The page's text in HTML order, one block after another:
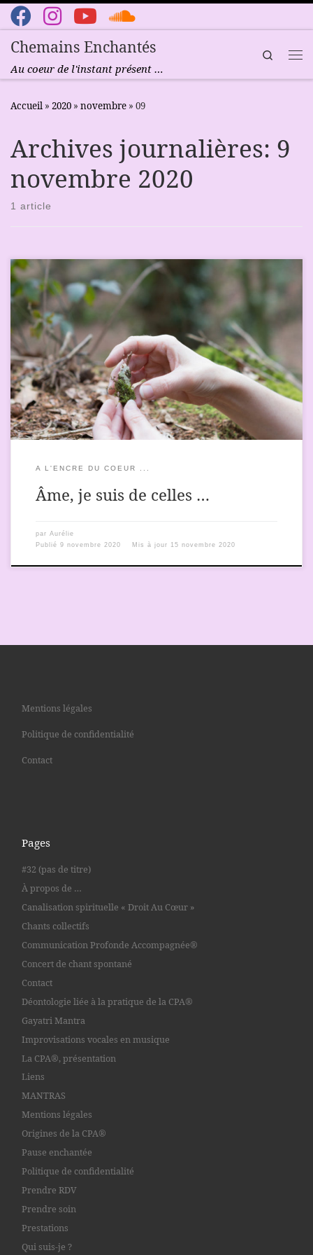
Passer au contenu
Chemains Enchantés
Au coeur de l'instant présent …
Search
Accueil » 2020 » novembre » 09
Archives journalières: 9
novembre 2020
1 article
Qui regardent au loin. Qui regardent au près. Qui ne s’éclipsent
pas. Qui caressent la Terre comme elles câlinent un enfant. Qui
voient les étoiles, même en plein jour. Qui tentent de respecter
leur corps, leur cœur et leur communauté. Qui réalisent un peu
plus à chaque instant qui elles […]
A L'ENCRE DU COEUR ...
Âme, je suis de celles …
par Aurélie
Publié 9 novembre 2020 Mis à jour 15 novembre 2020
Mentions légales
Politique de confidentialité
Contact
Pages
#32 (pas de titre)
À propos de …
Canalisation spirituelle « Droit Au Cœur »
Chants collectifs
Communication Profonde Accompagnée®
Concert de chant spontané
Contact
Déontologie liée à la pratique de la CPA®
Gayatri Mantra
Improvisations vocales en musique
La CPA®, présentation
Liens
MANTRAS
Mentions légales
Origines de la CPA®
Pause enchantée
Politique de confidentialité
Prendre RDV
Prendre soin
Prestations
Qui suis-je ?